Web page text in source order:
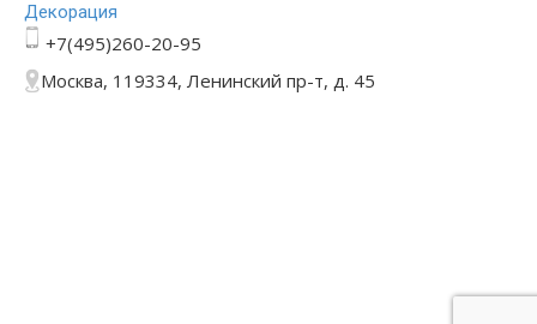
Декорация
+7(495)260-20-95
Москва, 119334, Ленинский пр-т, д. 45